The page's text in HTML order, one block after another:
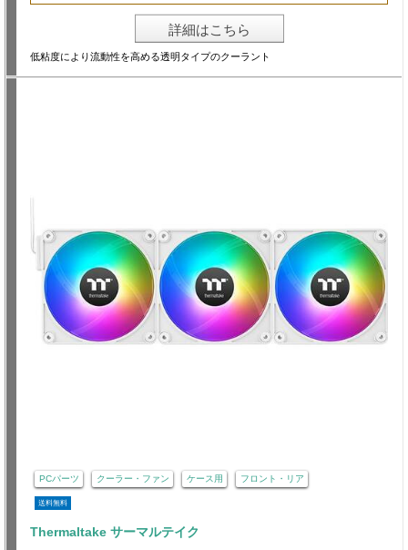
詳細はこちら
低粘度により流動性を高める透明タイプのクーラント
PCパーツ クーラー・ファン ケース用 フロント・リア
送料無料
Thermaltake サーマルテイク